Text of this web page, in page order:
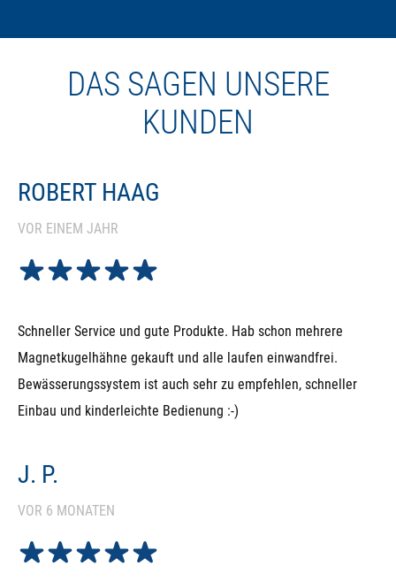
DAS SAGEN UNSERE
KUNDEN
ROBERT HAAG
VOR EINEM JAHR
Schneller Service und gute Produkte. Hab schon mehrere
Magnetkugelhähne gekauft und alle laufen einwandfrei.
Bewässerungssystem ist auch sehr zu empfehlen, schneller
Einbau und kinderleichte Bedienung :-)
J. P.
VOR 6 MONATEN